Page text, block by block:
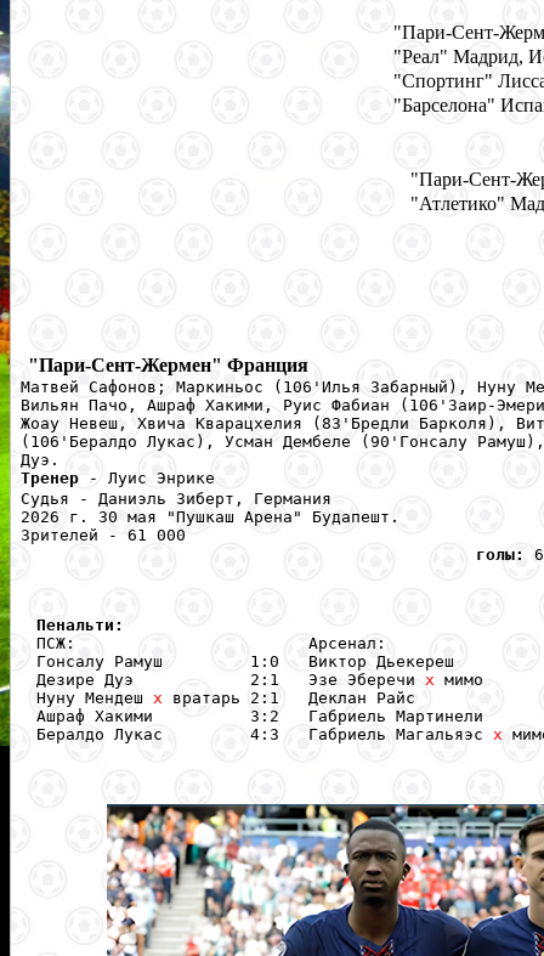
"Пари-Сент-
"Реал" Мадрид,
"Спортинг"
"Барселона"
"Пари-Сент-
"Атлетико"
"Пари-Сент-Жермен" Франция
Матвей Сафонов; Маркиньос (106'Илья Забарный), Нуну
Вильян Пачо, Ашраф Хакими, Руис Фабиан (106'Заир-
Жоау Невеш, Хвича Кварацхелия (83'Бредли Барколя),
(106'Бералдо Лукас), Усман Дембеле (90'Гонсалу
Дуэ.
Тренер - Луис Энрике
Судья - Даниэль Зиберт, Германия
2026 г. 30 мая "Пушкаш Арена" Будапешт.
Зрителей - 61 000
голы:
Пенальти:
  ПСЖ:                        Арсенал:
Гонсалу Рамуш         1:0   Виктор Дьекереш
  Дезире Дуэ            2:1   Эзе Эберечи
х мимо
  Нуну Мендеш
х вратарь 2:1   Деклан Райс
Ашраф Хакими          3:2   Габриель Мартинели
  Бералдо Лукас         4:3   Габриель Магальяэс
х